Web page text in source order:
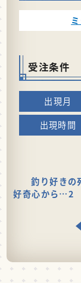
受注条件
釣り好きの
好奇心から…2